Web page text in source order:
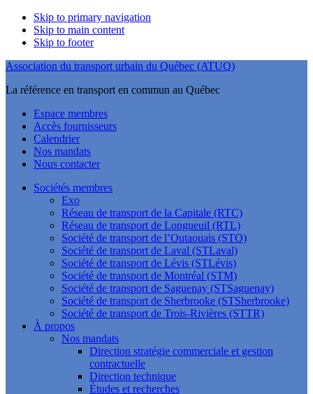
Skip to primary navigation
Skip to main content
Skip to footer
Association du transport urbain du Québec (ATUQ)
La référence en transport en commun au Québec
Espace membres
Accès fournisseurs
Calendrier
Nos mandats
Nous contacter
Sociétés membres
Exo
Réseau de transport de la Capitale (RTC)
Réseau de transport de Longueuil (RTL)
Société de transport de l’Outaouais (STO)
Société de transport de Laval (STLaval)
Société de transport de Lévis (STLévis)
Société de transport de Montréal (STM)
Société de transport de Saguenay (STSaguenay)
Société de transport de Sherbrooke (STSherbrooke)
Société de transport de Trois-Rivières (STTR)
À propos
Nos mandats
Direction stratégie commerciale et gestion
contractuelle
Direction technique
Études et recherches